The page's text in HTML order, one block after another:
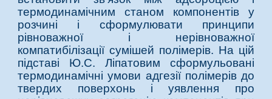
термодинамічним станом компонентів у
розчині і сформулювати принципи
рівноважної і нерівноважної
компатибілізації сумішей полімерів. На цій
підставі Ю.С. Ліпатовим сформульовані
термодинамічні умови адгезії полімерів до
твердих поверхонь і уявлення про